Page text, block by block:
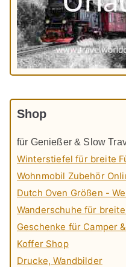
Shop
für Genießer & Slow
Winterstiefel für breite
Wohnmobil Zubehör
Dutch Oven Größen -
Wanderschuhe für breite
Geschenke für Camper
Koffer Shop
Drucke, Wandbilder